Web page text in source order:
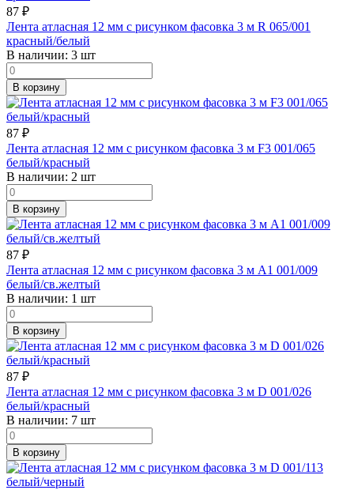
87 ₽
Лента атласная 12 мм с рисунком фасовка 3 м R 065/001
красный/белый
В наличии: 3 шт
В корзину
87 ₽
Лента атласная 12 мм с рисунком фасовка 3 м F3 001/065
белый/красный
В наличии: 2 шт
В корзину
87 ₽
Лента атласная 12 мм с рисунком фасовка 3 м A1 001/009
белый/св.желтый
В наличии: 1 шт
В корзину
87 ₽
Лента атласная 12 мм с рисунком фасовка 3 м D 001/026
белый/красный
В наличии: 7 шт
В корзину